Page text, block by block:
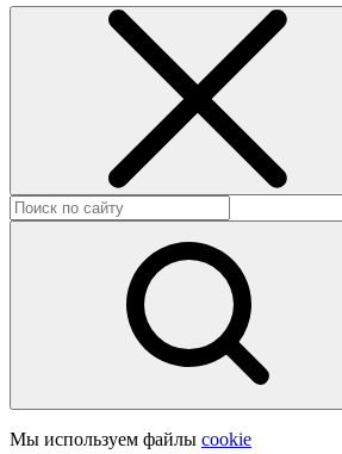
Мы используем файлы cookie